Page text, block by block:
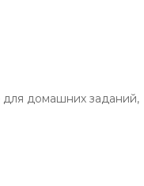
домашних заданий,